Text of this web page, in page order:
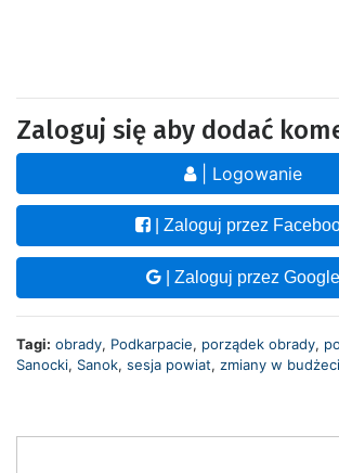
Zaloguj się aby dodać
| Logowanie
| Zaloguj przez
| Zaloguj przez Google
Tagi: obrady, Podkarpacie, porządek obrady,
Sanocki, Sanok, sesja powiat, zmiany w